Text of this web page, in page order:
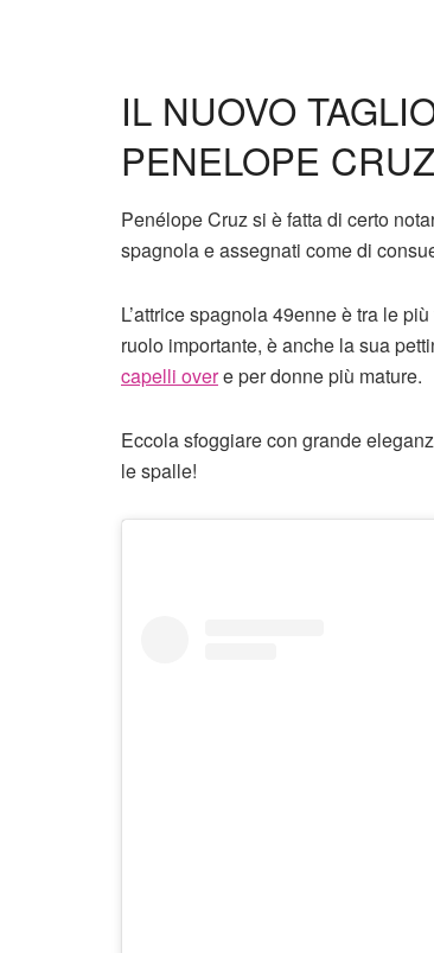
IL NUOVO
PENELOPE CRUZ
Penélope Cruz si è fatta di certo
spagnola e assegnati come di
L’attrice spagnola 49enne è tra le
ruolo importante, è anche la sua
capelli overe per donne più mature.
Eccola sfoggiare con grande
le spalle!